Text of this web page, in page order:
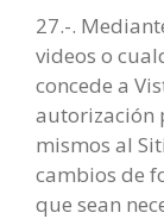
27.-.
videos o
concede a
autorización
mismos al
cambios de
que sean